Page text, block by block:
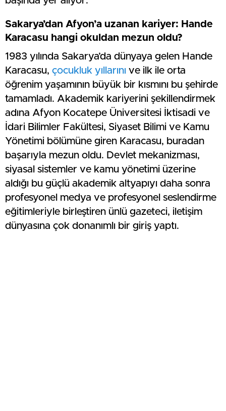
Sakarya’dan Afyon’a uzanan kariyer: Hande
Karacasu hangi okuldan mezun oldu?
1983 yılında Sakarya’da dünyaya gelen Hande
Karacasu, çocukluk yıllarını ve ilk ile orta
öğrenim yaşamının büyük bir kısmını bu şehirde
tamamladı. Akademik kariyerini şekillendirmek
adına Afyon Kocatepe Üniversitesi İktisadi ve
İdari Bilimler Fakültesi, Siyaset Bilimi ve Kamu
Yönetimi bölümüne giren Karacasu, buradan
başarıyla mezun oldu. Devlet mekanizması,
siyasal sistemler ve kamu yönetimi üzerine
aldığı bu güçlü akademik altyapıyı daha sonra
profesyonel medya ve profesyonel seslendirme
eğitimleriyle birleştiren ünlü gazeteci, iletişim
dünyasına çok donanımlı bir giriş yaptı.